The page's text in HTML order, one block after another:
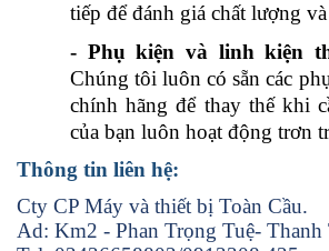
tiếp để đánh giá chất lượng
- Phụ kiện và linh kiện
Chúng tôi luôn có sẵn các
chính hãng để thay thế khi
của bạn luôn hoạt động trơn
Thông tin liên hệ:
Cty CP Máy và thiết bị Toàn Cầu.
Ad: Km2 - Phan Trọng Tuệ-